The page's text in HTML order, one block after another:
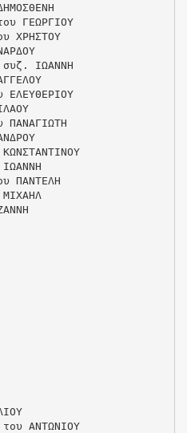
ΓΕΩΡΓΙΟΥ
ΧΡΗΣΤΟΥ
συζ. ΙΩΑΝΝΗ
ΕΛΕΥΘΕΡΙΟΥ
ΠΑΝΑΓΙΩΤΗ
ΠΑΝΤΕΛΗ
ΑΝΤΩΝΙΟΥ